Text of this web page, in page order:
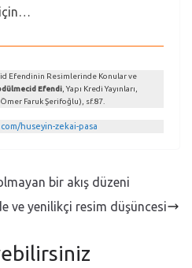
için…
Efendinin Resimlerinde Konular ve
Efendi , Yapı Kredi Yayınları,
Faruk Şerifoğlu), sf.87.
huseyin-zekai-pasa
bir akış düzeni
ve yenilikçi resim düşüncesi